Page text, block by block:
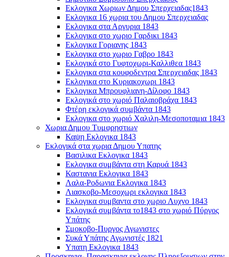
Εκλογικα Χωριων Δημου Σπερχειαδας1843
Εκλογικα 16 χωρια του Δημου Σπερχειαδας
Εκλογικα στα Αργυρια 1843
Εκλογικα στο χωριο Γαρδικι 1843
Εκλογικα Γοριανης 1843
Εκλογικα στο χωριο Γαβρο 1843
Εκλογικά στο Γυφτοχωρι-Καλλιθεα 1843
Εκλογικα στα κουφοδεντρα Σπερχειαδας 1843
Εκλογικα στο Κυριακοχωρι 1843
Εκλογικα Μπρουφλιανη-Δίλοφο 1843
Εκλογικά στο χωριό Παλαιοβράχα 1843
Φτέρη εκλογικά συμβάντα 1843
Εκλογικα στο χωριό Χαλιλη-Μεσοποταμια 1843
Χωρια Δημου Τυμφρηστιων
Καψη Εκλογικα 1843
Εκλογικά στα χωρια Δημου Υπατης
Βασιλικα Εκλογικα 1843
Εκλογικα συμβάντα στη Καρυά 1843
Καστανια Εκλογικα 1843
Λαλα-Ροδωνια Εκλογικα 1843
Λιασκοβο-Μεσοχωρι εκλογικα 1843
Εκλογικα συμβαντα στο χωριο Λυχνο 1843
Εκλογικά συμβάντα το1843 στο χωριό Πύργος
Υπάτης
Σμοκοβο-Πυργος Αγωνιστες
Συκά Υπάτης Αγωνιστές 1821
Υπατη Εκλογικα 1843